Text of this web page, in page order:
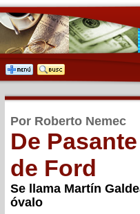
Por Roberto Nemec
De
de Ford
Se llama Martín
óvalo